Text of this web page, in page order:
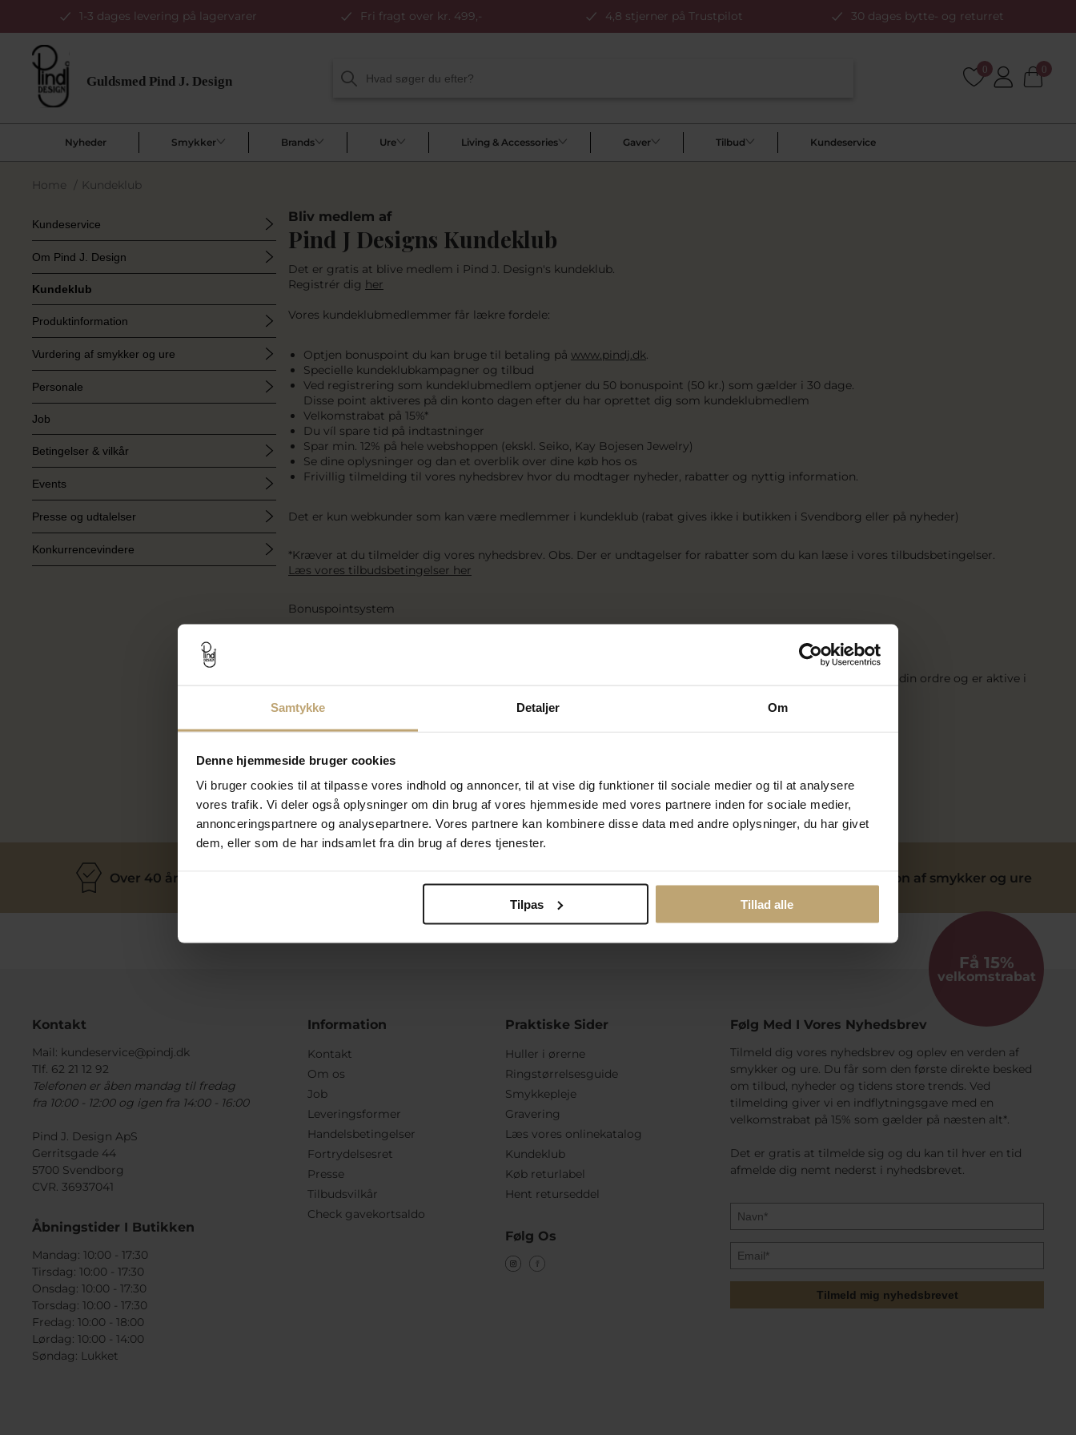
Samtykke Detaljer Om
Denne hjemmeside bruger cookies
Vi bruger cookies til at tilpasse vores indhold og annoncer, til at vise dig funktioner til sociale medier og til at analysere
vores trafik. Vi deler også oplysninger om din brug af vores hjemmeside med vores partnere inden for sociale medier,
annonceringspartnere og analysepartnere. Vores partnere kan kombinere disse data med andre oplysninger, du har givet
dem, eller som de har indsamlet fra din brug af deres tjenester.
Tilpas Tillad alle
1-3 dages levering på lagervarer Fri fragt over kr. 499,- 4,8 stjerner på Trustpilot 30 dages bytte- og returret
0 0
Nyheder Smykker Brands Ure Living & Accessories Gaver Tilbud Kundeservice
Home / Kundeklub
Kundeservice
Om Pind J. Design
Kundeklub
Produktinformation
Vurdering af smykker og ure
Personale
Job
Betingelser & vilkår
Events
Presse og udtalelser
Konkurrencevindere
Bliv medlem af
Pind J Designs Kundeklub
Det er gratis at blive medlem i Pind J. Design's kundeklub.
Registrér dig her
Vores kundeklubmedlemmer får lækre fordele:
Optjen bonuspoint du kan bruge til betaling på www.pindj.dk.
Specielle kundeklubkampagner og tilbud
Ved registrering som kundeklubmedlem optjener du 50 bonuspoint (50 kr.) som gælder i 30 dage.
Disse point aktiveres på din konto dagen efter du har oprettet dig som kundeklubmedlem
Velkomstrabat på 15%*
Du víl spare tid på indtastninger
Spar min. 12% på hele webshoppen (ekskl. Seiko, Kay Bojesen Jewelry)
Se dine oplysninger og dan et overblik over dine køb hos os
Frivillig tilmelding til vores nyhedsbrev hvor du modtager nyheder, rabatter og nyttig information.
Det er kun webkunder som kan være medlemmer i kundeklub (rabat gives ikke i butikken i Svendborg eller på nyheder)
*Kræver at du tilmelder dig vores nyhedsbrev. Obs. Der er undtagelser for rabatter som du kan læse i vores tilbudsbetingelser.
Læs vores tilbudsbetingelser her
Bonuspointsystem
For hver 100 kroner du køber for optjener du 5 bonuspoint. Hvert bonuspoint er 1 krone hver.
Dine bonuspoint kan benyttes som betaling på dit næste køb. Og dine point aktiveres 1 dag efter du har lagt din ordre og er aktive i
Obs. Du kan maks benytte bonuspoint for 20% af ordrens værdi.
Over 40 års erfaring Reparation af smykker og ure
Kontakt
Mail: kundeservice@pindj.dk
Tlf. 62 21 12 92
Telefonen er åben mandag til fredag
fra 10:00 - 12:00 og igen fra 14:00 - 16:00
Pind J. Design ApS
Gerritsgade 44
5700 Svendborg
CVR. 36937041
Åbningstider I Butikken
Mandag: 10:00 - 17:30
Tirsdag: 10:00 - 17:30
Onsdag: 10:00 - 17:30
Torsdag: 10:00 - 17:30
Fredag: 10:00 - 18:00
Lørdag: 10:00 - 14:00
Søndag: Lukket
Information
Kontakt
Om os
Job
Leveringsformer
Handelsbetingelser
Fortrydelsesret
Presse
Tilbudsvilkår
Check gavekortsaldo
Praktiske Sider
Huller i ørerne
Ringstørrelsesguide
Smykkepleje
Gravering
Læs vores onlinekatalog
Kundeklub
Køb returlabel
Hent returseddel
Følg Os
Få 15%
velkomstrabat
Følg Med I Vores Nyhedsbrev
Tilmeld dig vores nyhedsbrev og oplev en verden af
smykker og ure. Du får som den første direkte besked
om tilbud, nyheder og tidens store trends. Ved
tilmelding giver vi en indflytningsgave med en
velkomstrabat på 15% som gælder på næsten alt*.
Det er gratis at tilmelde sig og du kan til hver en tid
afmelde dig nemt nederst i nyhedsbrevet.
Tilmeld mig nyhedsbrevet